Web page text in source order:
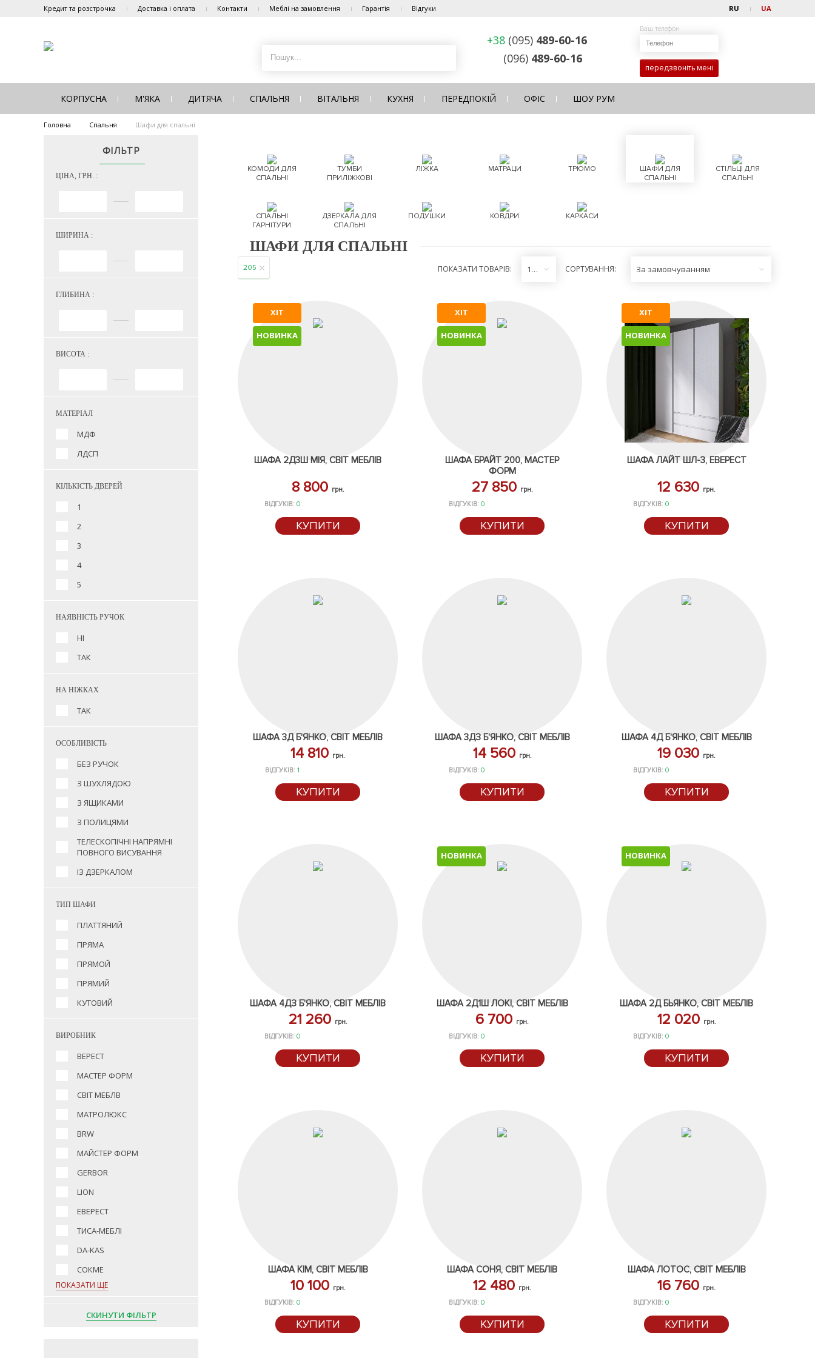
Кредит та розстрочка Доставка і оплата Контакти Меблі на замовлення Гарантія Відгуки RU UA
+38 (095) 489-60-16
(096) 489-60-16
Ваш телефон
передзвоніть мені
КОРПУСНА М'ЯКА ДИТЯЧА СПАЛЬНЯ ВІТАЛЬНЯ КУХНЯ ПЕРЕДПОКІЙ ОФІС ШОУ РУМ
Головна Спальня Шафи для спальні
ФІЛЬТР
ЦІНА, ГРН. :
ШИРИНА :
ГЛИБИНА :
ВИСОТА :
МАТЕРІАЛ
МДФ
ЛДСП
КІЛЬКІСТЬ ДВЕРЕЙ
1
2
3
4
5
НАЯВНІСТЬ РУЧОК
НІ
ТАК
НА НІЖКАХ
ТАК
ОСОБЛИВІСТЬ
БЕЗ РУЧОК
З ШУХЛЯДОЮ
З ЯЩИКАМИ
З ПОЛИЦЯМИ
ТЕЛЕСКОПІЧНІ НАПРЯМНІ
ПОВНОГО ВИСУВАННЯ
ІЗ ДЗЕРКАЛОМ
ТИП ШАФИ
ПЛАТТЯНИЙ
ПРЯМА
ПРЯМОЙ
ПРЯМИЙ
КУТОВИЙ
ВИРОБНИК
ВЕРЕСТ
МАСТЕР ФОРМ
СВІТ МЕБЛВ
МАТРОЛЮКС
BRW
МАЙСТЕР ФОРМ
GERBOR
LION
ЕВЕРЕСТ
ТИСА-МЕБЛІ
DA-KAS
СОКМЕ
ПОКАЗАТИ ЩЕ
СКИНУТИ ФІЛЬТР
КОМОДИ ДЛЯ
СПАЛЬНІ
ТУМБИ
ПРИЛІЖКОВІ
ЛІЖКА МАТРАЦИ ТРЮМО
ШАФИ ДЛЯ
СПАЛЬНІ
СТІЛЬЦІ ДЛЯ
СПАЛЬНІ
СПАЛЬНІ
ГАРНІТУРИ
ДЗЕРКАЛА ДЛЯ
СПАЛЬНІ
ПОДУШКИ КОВДРИ КАРКАСИ
ШАФИ ДЛЯ СПАЛЬНІ
205 ПОКАЗАТИ ТОВАРІВ: 12 СОРТУВАННЯ: За замовчуванням
ХІТ
НОВИНКА
ШАФА 2Д3Ш МІЯ, СВІТ МЕБЛІВ
8 800 грн.
ВІДГУКІВ: 0
КУПИТИ
ХІТ
НОВИНКА
ШАФА БРАЙТ 200, МАСТЕР
ФОРМ
27 850 грн.
ВІДГУКІВ: 0
КУПИТИ
ХІТ
НОВИНКА
ШАФА ЛАЙТ ШЛ-3, ЕВЕРЕСТ
12 630 грн.
ВІДГУКІВ: 0
КУПИТИ
ШАФА 3Д Б'ЯНКО, СВІТ МЕБЛІВ
14 810 грн.
ВІДГУКІВ: 1
КУПИТИ
ШАФА 3ДЗ Б'ЯНКО, СВІТ МЕБЛІВ
14 560 грн.
ВІДГУКІВ: 0
КУПИТИ
ШАФА 4Д Б'ЯНКО, СВІТ МЕБЛІВ
19 030 грн.
ВІДГУКІВ: 0
КУПИТИ
ШАФА 4ДЗ Б'ЯНКО, СВІТ МЕБЛІВ
21 260 грн.
ВІДГУКІВ: 0
КУПИТИ
НОВИНКА
ШАФА 2Д1Ш ЛОКІ, СВІТ МЕБЛІВ
6 700 грн.
ВІДГУКІВ: 0
КУПИТИ
НОВИНКА
ШАФА 2Д БЬЯНКО, СВІТ МЕБЛІВ
12 020 грн.
ВІДГУКІВ: 0
КУПИТИ
ШАФА КІМ, СВІТ МЕБЛІВ
10 100 грн.
ВІДГУКІВ: 0
КУПИТИ
ШАФА СОНЯ, СВІТ МЕБЛІВ
12 480 грн.
ВІДГУКІВ: 0
КУПИТИ
ШАФА ЛОТОС, СВІТ МЕБЛІВ
16 760 грн.
ВІДГУКІВ: 0
КУПИТИ